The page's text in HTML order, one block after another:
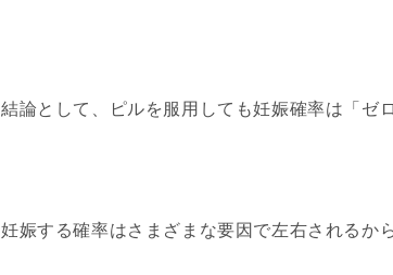
結論として、ピルを服用しても妊娠確率は「ゼ
妊娠する確率はさまざまな要因で左右されるから